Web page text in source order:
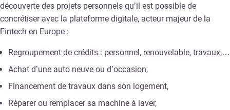
découverte des projets personnels qu’il est possible de
concrétiser avec la plateforme digitale, acteur majeur de la
Fintech en Europe :
Regroupement de crédits : personnel, renouvelable, travaux,…
Achat d’une auto neuve ou d’occasion,
Financement de travaux dans son logement,
Réparer ou remplacer sa machine à laver,